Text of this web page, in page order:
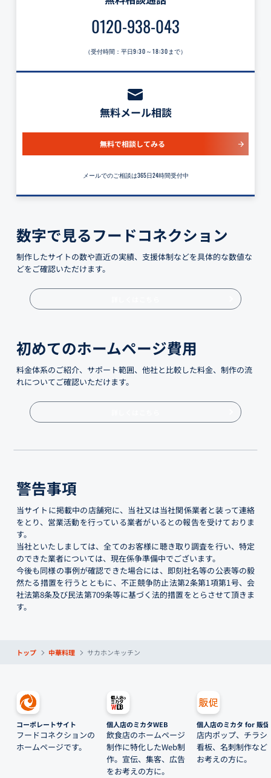
0120-938-043
（受付時間：平日9:30～18:30 まで）
無料メール相談
無料で相談してみる
メールでのご相談は365日24時間受付中
数字で見るフードコネクション
制作したサイトの数や直近の実績、支援体制などを具体的な数値な
どをご確認いただけます。
初めてのホームページ費用
料金体系のご紹介、サポート範囲、他社と比較した料金、制作の流
れについてご確認いただけます。
警告事項
当サイトに掲載中の店舗宛に、当社又は当社関係業者と装って連絡
をとり、営業活動を行っている業者がいるとの報告を受けておりま
す。
当社といたしましては、全てのお客様に聴き取り調査を行い、特定
のできた業者については、現在係争準備中でございます。
今後も同様の事例が確認できた場合には、即刻社名等の公表等の毅
然たる措置を行うとともに、不正競争防止法第2条第1項第1号、会
社法第8条及び民法第709条等に基づく法的措置をとらさせて頂きま
す。
トップ 中華料理 サカホンキッチン
コーポレートサイト
フードコネクションの
ホームページです。
個人店のミカタWEB
飲食店のホームページ
制作に特化したWeb制
作。宣伝、集客、広告
をお考えの方に。
個人店のミカタ for 販促
店内ポップ、チラシ
看板、名刺制作など
お考えの方に。